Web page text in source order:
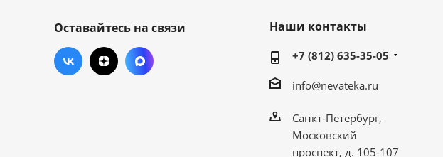
Оставайтесь на связи Наши контакты
+7 (812) 635-35-05
info@nevateka.ru
Санкт-Петербург,
Московский
проспект, д. 105-107